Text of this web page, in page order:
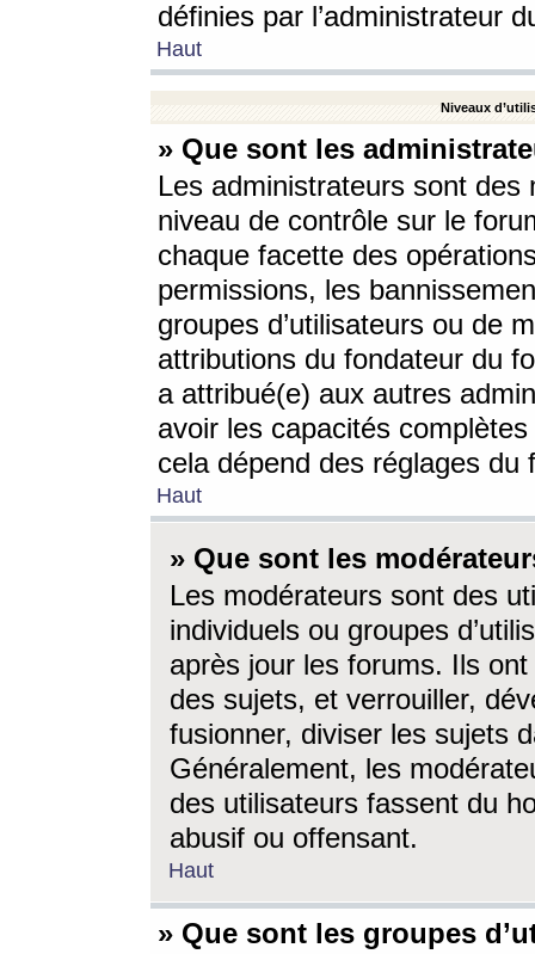
définies par l’administrateur
Haut
Niveaux
» Que sont les
Les administrateurs sont
niveau de contrôle sur le
chaque facette des
permissions, les
groupes d’utilisateurs ou de
attributions du fondateur du
a attribué(e) aux autres
avoir les capacités
cela dépend des réglages du
Haut
» Que sont les
Les modérateurs sont des
individuels ou groupes
après jour les forums. Ils ont
des sujets, et verrouiller,
fusionner, diviser les sujets
Généralement, les
des utilisateurs fassent du
abusif ou offensant.
Haut
» Que sont les groupes